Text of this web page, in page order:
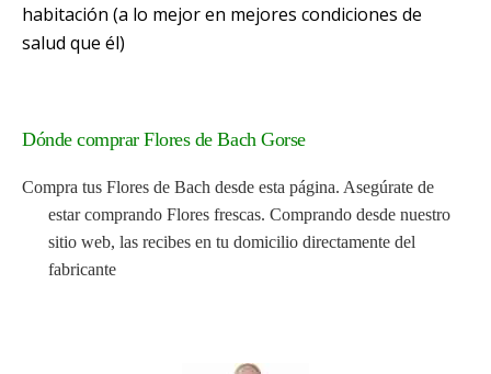
habitación (a lo mejor en mejores condiciones de
salud que él)
Dónde comprar Flores de Bach Gorse
Compra tus Flores de Bach desde esta página. Asegúrate de
estar comprando Flores frescas. Comprando desde nuestro
sitio web, las recibes en tu domicilio directamente del
fabricante